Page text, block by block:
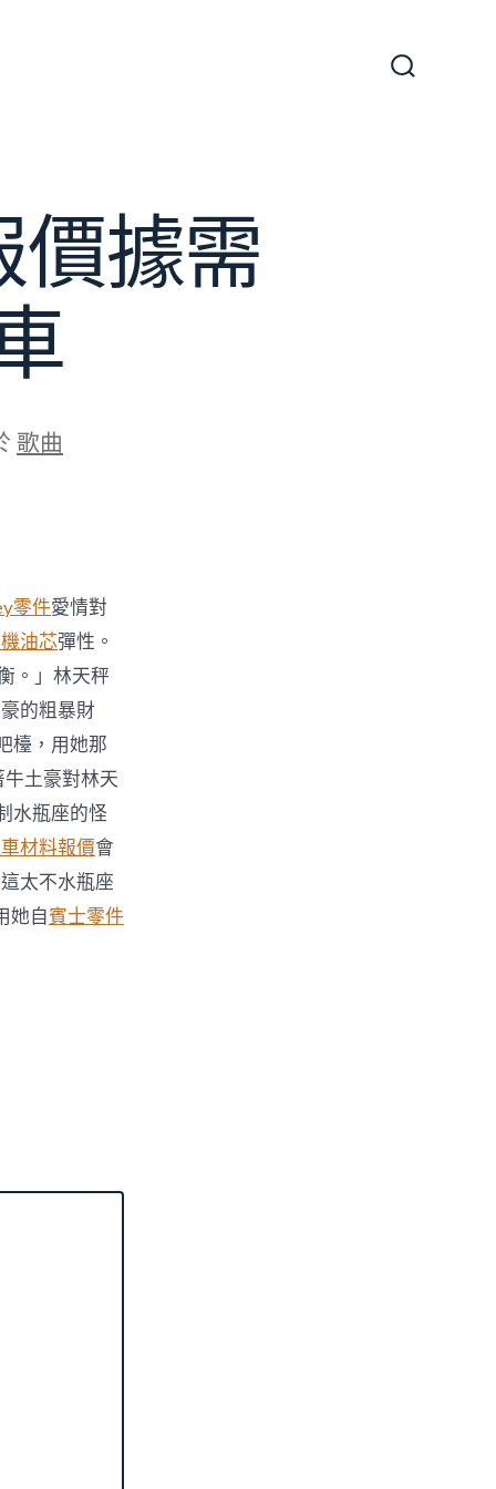
價據需
歌曲
零件愛情對
油芯彈性。
。」林天秤
的粗暴財
檯，用她那
土豪對林天
水瓶座的怪
材料報價會
太不水瓶座
她自賓士零件